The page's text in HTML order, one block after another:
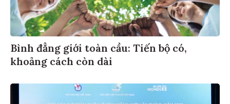
Bình đẳng giới toàn cầu: Tiến bộ có,
khoảng cách còn dài